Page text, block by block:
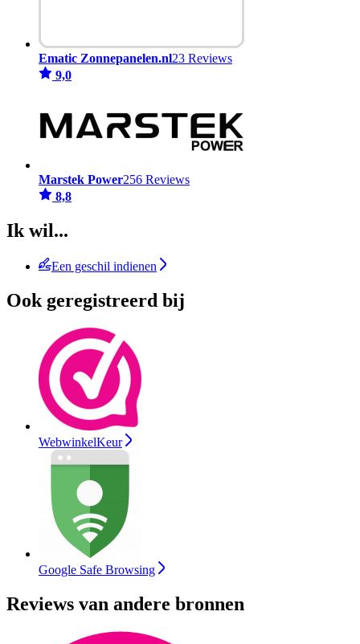
Ematic Zonnepanelen.nl23 Reviews
9,0
Marstek Power256 Reviews
8,8
Ik wil...
Een geschil indienen
Ook geregistreerd bij
WebwinkelKeur
Google Safe Browsing
Reviews van andere bronnen